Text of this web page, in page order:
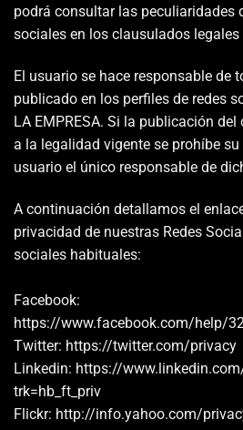
podrá consultar las peculiaridades
sociales en los clausulados
El usuario se hace responsable de
publicado en los perfiles de redes
LA EMPRESA. Si la publicación
a la legalidad vigente se prohíbe
usuario el único responsable de
A continuación detallamos el
privacidad de nuestras Redes
sociales habituales:
Facebook:
https://www.facebook.com/help/
Twitter: https://twitter.com/privacy
Linkedin: https://
trk=hb_ft_priv
Flickr: http://info.yahoo.com/